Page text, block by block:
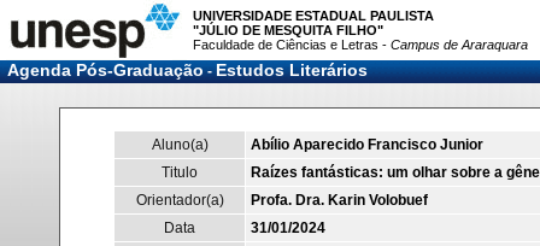
UNIVERSIDADE ESTADUAL PAULISTA
"JÚLIO DE MESQUITA FILHO"
Faculdade de Ciências e Letras - Campus de Araraquara
Agenda Pós-Graduação-Estudos Literários
Aluno(a)
Abílio Aparecido Francisco Junior
Titulo
Raízes fantásticas: um olhar sobre a
Orientador(a)
Profa. Dra. Karin Volobuef
Data
31/01/2024